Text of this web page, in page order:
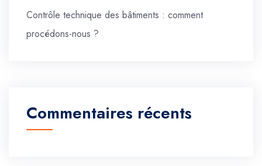
Contrôle technique des bâtiments : comment
procédons-nous ?
Commentaires récents